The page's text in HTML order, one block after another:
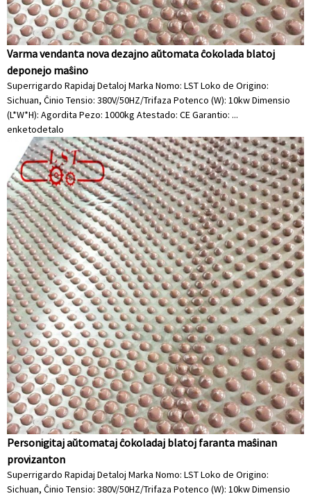
Varma vendanta nova dezajno aŭtomata ĉokolada blatoj
deponejo maŝino
Superrigardo Rapidaj Detaloj Marka Nomo: LST Loko de Origino:
Sichuan, Ĉinio Tensio: 380V/50HZ/Trifaza Potenco (W): 10kw Dimensio
(L*W*H): Agordita Pezo: 1000kg Atestado: CE Garantio: ...
enketodetalo
Personigitaj aŭtomataj ĉokoladaj blatoj faranta maŝinan
provizanton
Superrigardo Rapidaj Detaloj Marka Nomo: LST Loko de Origino:
Sichuan, Ĉinio Tensio: 380V/50HZ/Trifaza Potenco (W): 10kw Dimensio